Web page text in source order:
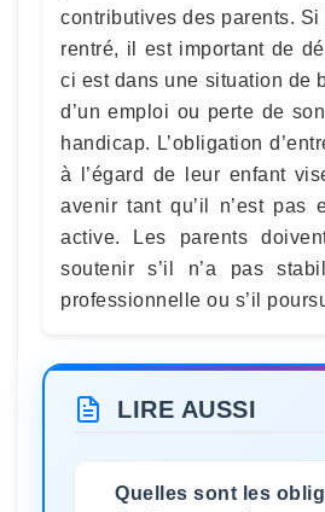
contributives des parents. Si
rentré, il est important de
ci est dans une situation de
d’un emploi ou perte de
handicap. L’obligation
à l’égard de leur enfant
avenir tant qu’il n’est pas
active. Les parents
soutenir s’il n’a pas
professionnelle ou s’il
LIRE AUSSI
Quelles sont les